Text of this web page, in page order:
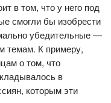
в том, что у него под
смогли бы изобрести
убедительные —
темам. К примеру,
о том, что
в
которым эти